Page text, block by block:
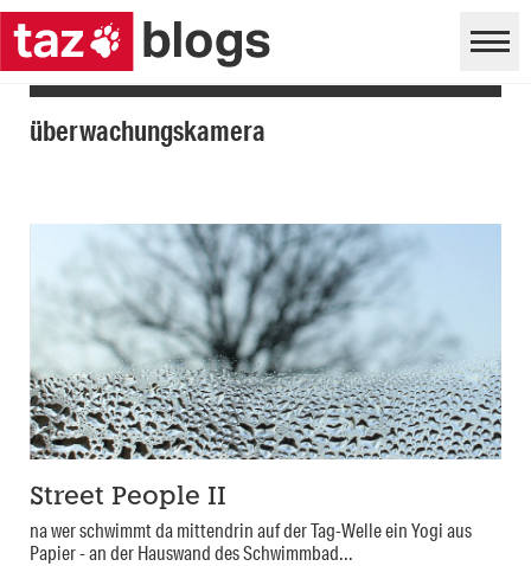
überwachungskamera
Street People II
na wer schwimmt da mittendrin auf der Tag-Welle ein Yogi aus
Papier - an der Hauswand des Schwimmbad...